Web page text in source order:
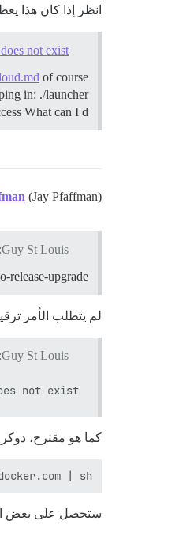
انظر إذا كان هذا
not exist
of course
in: ./launcher
What can I d…
(Jay Pfaffman)
Guy St Louis:
release-upgrade.
لم يتطلب الأمر
Guy St Louis:
not exist.
كما هو مقترح،
| sh
ستحصل على بعض